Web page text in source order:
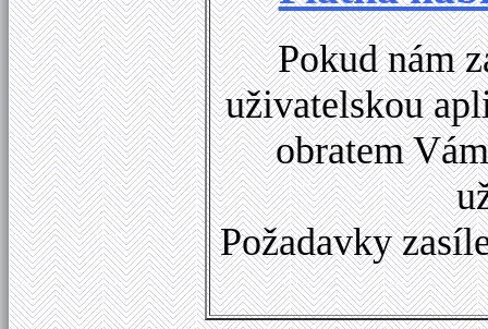
Pokud nám
uživatelskou
obratem
Požadavky